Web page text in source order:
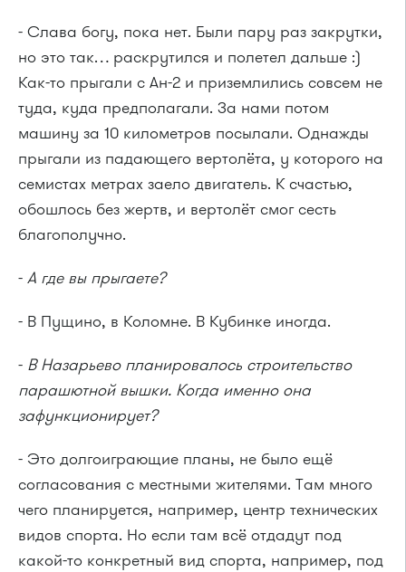
- Слава богу, пока нет. Были пару раз закрутки,
но это так… раскрутился и полетел дальше :)
Как-то прыгали с Ан-2 и приземлились совсем не
туда, куда предполагали. За нами потом
машину за 10 километров посылали. Однажды
прыгали из падающего вертолёта, у которого на
семистах метрах заело двигатель. К счастью,
обошлось без жертв, и вертолёт смог сесть
благополучно.
- А где вы прыгаете?
- В Пущино, в Коломне. В Кубинке иногда.
- В Назарьево планировалось строительство
парашютной вышки. Когда именно она
зафункционирует?
- Это долгоиграющие планы, не было ещё
согласования с местными жителями. Там много
чего планируется, например, центр технических
видов спорта. Но если там всё отдадут под
какой-то конкретный вид спорта, например, под